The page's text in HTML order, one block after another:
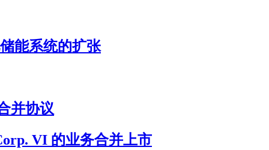
能系统的扩张
并协议
VI 的业务合并上市